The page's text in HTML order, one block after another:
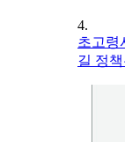
4.
초고령
길 정